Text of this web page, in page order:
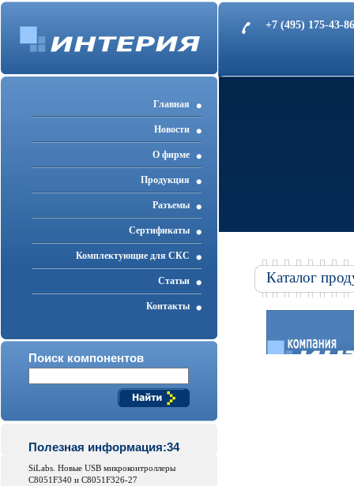
+7 (495) 175-43-
Главная
Новости
О фирме
Продукция
Разъемы
Cертификаты
Комплектующие для СКС
Статьи
Контакты
Поиск компонентов
Полезная информация:34
SiLabs. Новые USB микроконтроллеры
C8051F340 и C8051F326-27
Каталог